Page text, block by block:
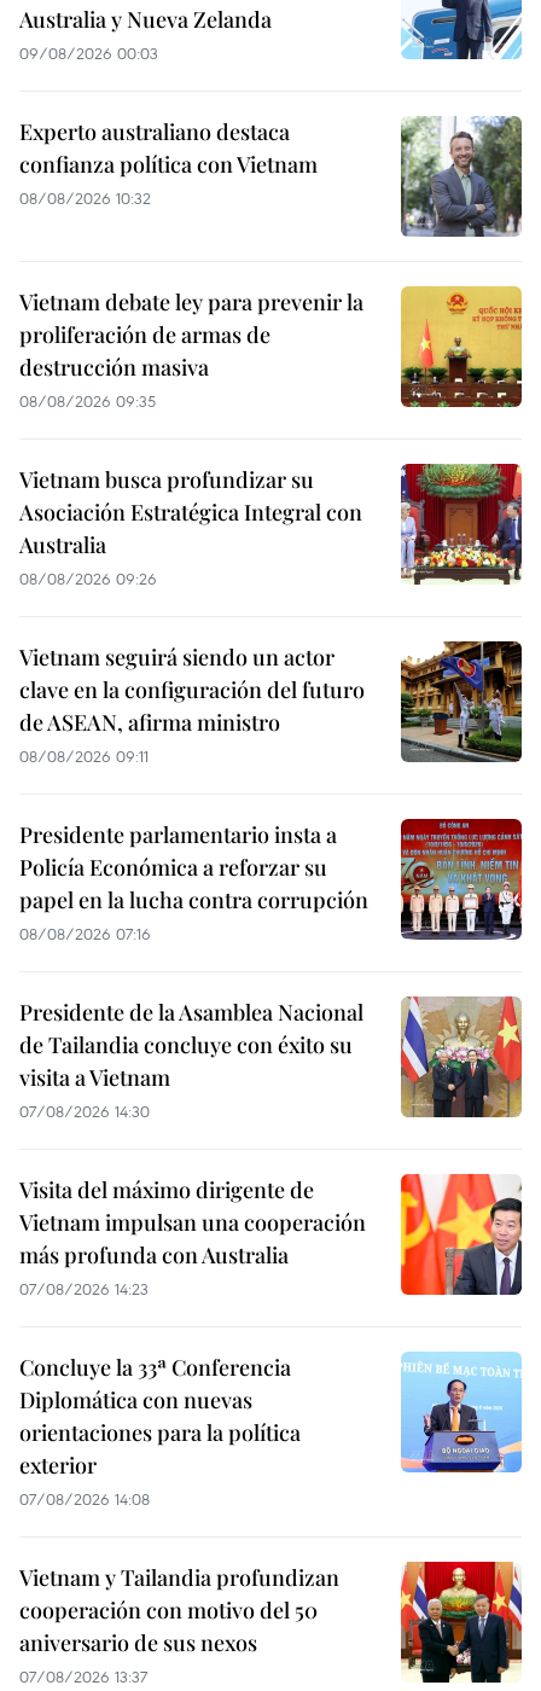
Australia y Nueva Zelanda
09/08/2026 00:03
Experto australiano destaca
confianza política con Vietnam
08/08/2026 10:32
Vietnam debate ley para prevenir la
proliferación de armas de
destrucción masiva
08/08/2026 09:35
Vietnam busca profundizar su
Asociación Estratégica Integral con
Australia
08/08/2026 09:26
Vietnam seguirá siendo un actor
clave en la configuración del futuro
de ASEAN, afirma ministro
08/08/2026 09:11
Presidente parlamentario insta a
Policía Económica a reforzar su
papel en la lucha contra corrupción
08/08/2026 07:16
Presidente de la Asamblea Nacional
de Tailandia concluye con éxito su
visita a Vietnam
07/08/2026 14:30
Visita del máximo dirigente de
Vietnam impulsan una cooperación
más profunda con Australia
07/08/2026 14:23
Concluye la 33ª Conferencia
Diplomática con nuevas
orientaciones para la política
exterior
07/08/2026 14:08
Vietnam y Tailandia profundizan
cooperación con motivo del 50
aniversario de sus nexos
07/08/2026 13:37